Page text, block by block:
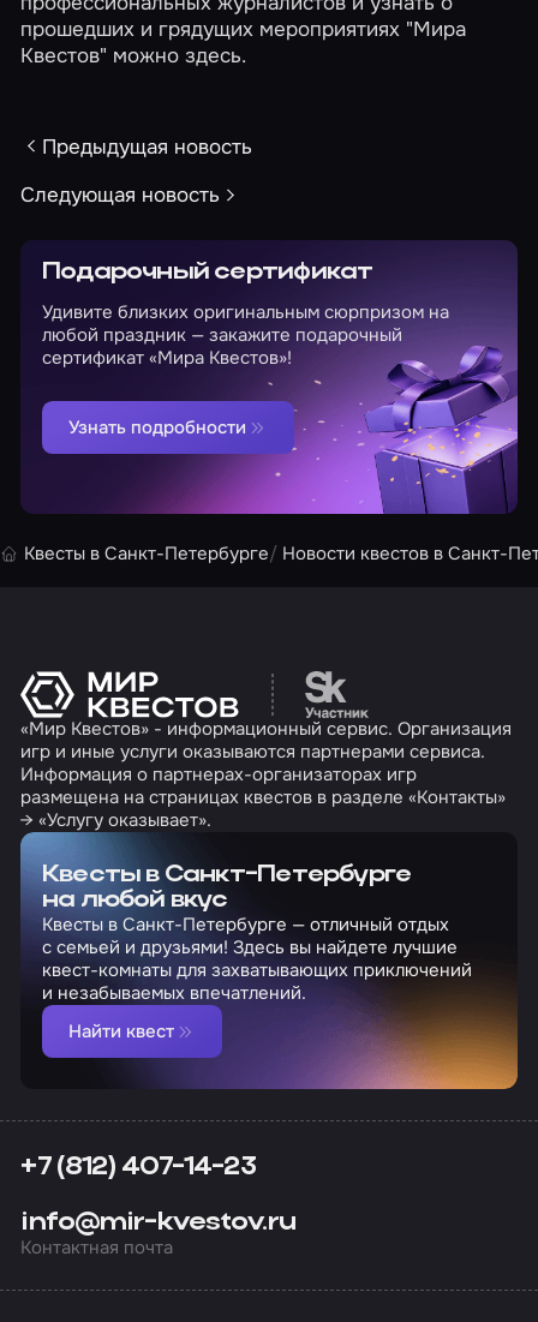
прошедших и грядущих мероприятиях "Мира
Квестов" можноздесь.
Предыдущая новость
Следующая новость
Подарочный сертификат
Удивите близких оригинальным сюрпризом на
любой праздник — закажите подарочный
сертификат «Мира Квестов»!
Узнать подробности
Квесты в Санкт-Петербурге Новости квестов в Санкт-
Перейти на сайт
«Мир Квестов» - информационный сервис. Организация
игр и иные услуги оказываются партнерами сервиса.
Информация о партнерах-организаторах игр
размещена на страницах квестов в разделе «Контакты»
→ «Услугу оказывает».
Квесты в Санкт-Петербурге
на любой вкус
Квесты в Санкт-Петербурге — отличный отдых
с семьей и друзьями! Здесь вы найдете лучшие
квест-комнаты для захватывающих приключений
и незабываемых впечатлений.
Найти квест
+7 (812) 407-14-23
info@mir-kvestov.ru
Контактная почта